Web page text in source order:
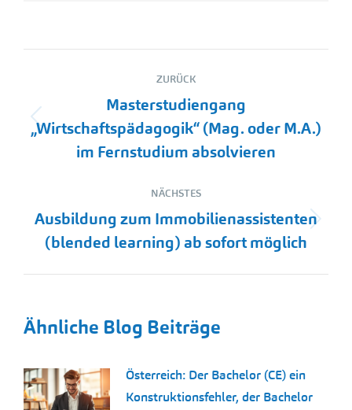
Kommentarnavigation
ZURÜCK
Vorheriger
Beitrag:
Masterstudiengang
„Wirtschaftspädagogik“ (Mag. oder M.A.)
im Fernstudium absolvieren
NÄCHSTES
Nächster
Beitrag:
Ausbildung zum Immobilienassistenten
(blended learning) ab sofort möglich
Ähnliche Blog Beiträge
Österreich: Der Bachelor (CE) ein
Konstruktionsfehler, der Bachelor